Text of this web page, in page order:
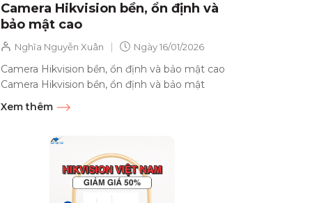
Camera Hikvision bền, ổn định và
bảo mật cao
Nghĩa Nguyễn Xuân | Ngày16/01/2026
Camera Hikvision bền, ổn định và bảo mật cao
Camera Hikvision bền, ổn định và bảo mật
cao Trong bài viết này, chúng ta sẽ khám phá...
Xem thêm